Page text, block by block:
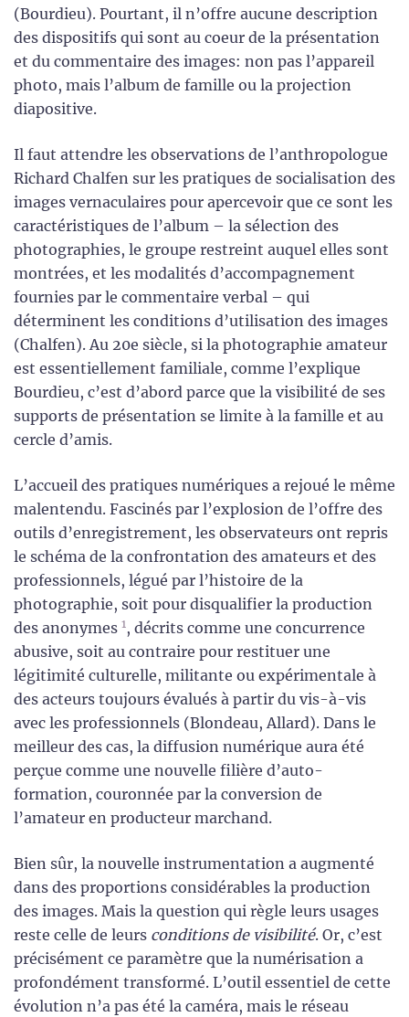
(Bourdieu). Pourtant, il n’offre aucune description
des dispositifs qui sont au coeur de la présentation
et du commentaire des images: non pas l’appareil
photo, mais l’album de famille ou la projection
diapositive.
Il faut attendre les observations de l’anthropologue
Richard Chalfen sur les pratiques de socialisation des
images vernaculaires pour apercevoir que ce sont les
caractéristiques de l’album – la sélection des
photographies, le groupe restreint auquel elles sont
montrées, et les modalités d’accompagnement
fournies par le commentaire verbal – qui
déterminent les conditions d’utilisation des images
(Chalfen). Au 20e siècle, si la photographie amateur
est essentiellement familiale, comme l’explique
Bourdieu, c’est d’abord parce que la visibilité de ses
supports de présentation se limite à la famille et au
cercle d’amis.
L’accueil des pratiques numériques a rejoué le même
malentendu. Fascinés par l’explosion de l’offre des
outils d’enregistrement, les observateurs ont repris
le schéma de la confrontation des amateurs et des
professionnels, légué par l’histoire de la
photographie, soit pour disqualifier la production
des anonymes 1, décrits comme une concurrence
abusive, soit au contraire pour restituer une
légitimité culturelle, militante ou expérimentale à
des acteurs toujours évalués à partir du vis-à-vis
avec les professionnels (Blondeau, Allard). Dans le
meilleur des cas, la diffusion numérique aura été
perçue comme une nouvelle filière d’auto-
formation, couronnée par la conversion de
l’amateur en producteur marchand.
Bien sûr, la nouvelle instrumentation a augmenté
dans des proportions considérables la production
des images. Mais la question qui règle leurs usages
reste celle de leurs conditions de visibilité. Or, c’est
précisément ce paramètre que la numérisation a
profondément transformé. L’outil essentiel de cette
évolution n’a pas été la caméra, mais le réseau